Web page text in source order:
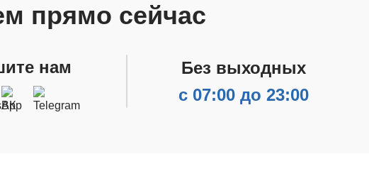
прямо сейчас
нам
Без выходных
с 07:00 до 23:00